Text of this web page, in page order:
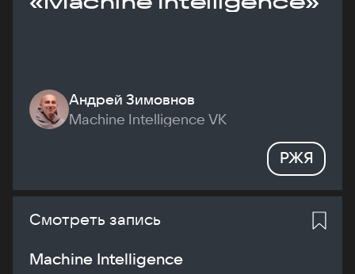
Андрей Зимовнов
Machine Intelligence VK
РЖЯ
Смотреть запись
Machine Intelligence